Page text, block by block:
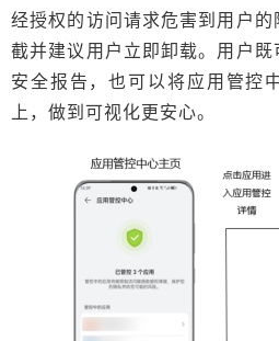
经授权的访问请求危害到用户
截并建议用户立即卸载。用户
安全报告，也可以将应用管控
上，做到可视化更安心。